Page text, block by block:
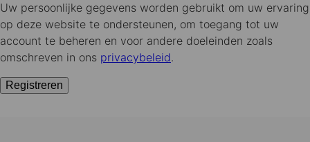
Uw persoonlijke gegevens worden gebruikt om uw ervaring
op deze website te ondersteunen, om toegang tot uw
account te beheren en voor andere doeleinden zoals
omschreven in ons privacybeleid.
Registreren